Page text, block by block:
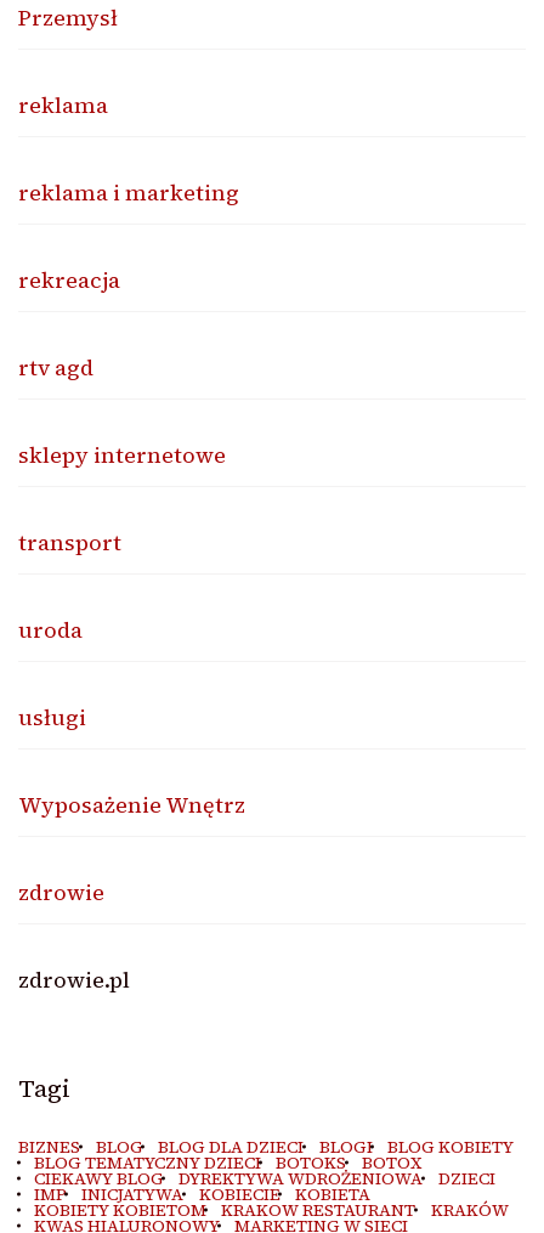
Przemysł
reklama
reklama i marketing
rekreacja
rtv agd
sklepy internetowe
transport
uroda
usługi
Wyposażenie Wnętrz
zdrowie
zdrowie.pl
Tagi
BIZNES BLOG BLOG DLA DZIECI BLOGI BLOG KOBIETY
BLOG TEMATYCZNY DZIECI BOTOKS BOTOX
CIEKAWY BLOG DYREKTYWA WDROŻENIOWA DZIECI
IMP INICJATYWA KOBIECIE KOBIETA
KOBIETY KOBIETOM KRAKOW RESTAURANT KRAKÓW
KWAS HIALURONOWY MARKETING W SIECI